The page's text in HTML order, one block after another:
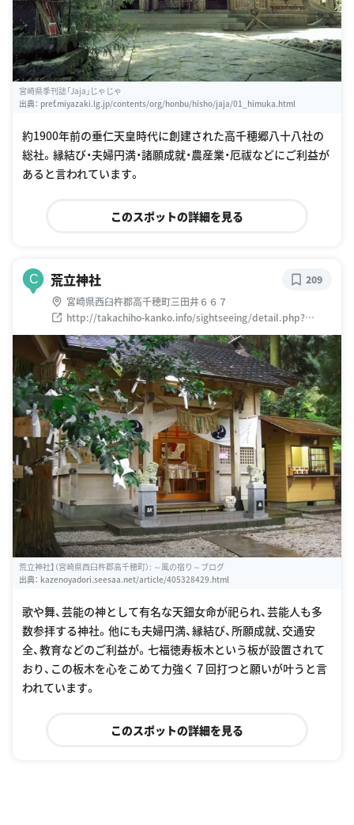
宮崎県季刊誌「Jaja」じゃじゃ
出典： pref.miyazaki.lg.jp/contents/org/honbu/hisho/jaja/01_himuka.html
約1900年前の垂仁天皇時代に創建された高千穂郷八十八社の
総社。縁結び・夫婦円満・諸願成就・農産業・厄祓などにご利益が
あると言われています。
このスポットの詳細を見る
C 荒立神社
宮崎県西臼杵郡高千穂町三田井６６７
http://takachiho-kanko.info/sightseeing/detail.php?
log=1337318849
209
荒立神社】（宮崎県西臼杵郡高千穂町）: ～風の宿り～ブログ
出典： kazenoyadori.seesaa.net/article/405328429.html
歌や舞、芸能の神として有名な天鈿女命が祀られ、芸能人も多
数参拝する神社。他にも夫婦円満、縁結び、所願成就、交通安
全、教育などのご利益が。七福徳寿板木という板が設置されて
おり、この板木を心をこめて力強く７回打つと願いが叶うと言
われています。
このスポットの詳細を見る